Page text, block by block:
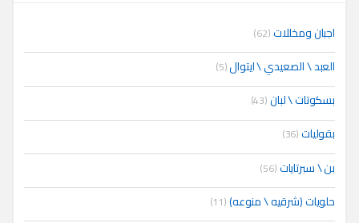
اجبان ومخللات(62)
العبد \ الصعيدي \ ايتوال(5)
بسكوتات \ لبان(43)
بقوليات(36)
بن \ سبرتايات(56)
حلويات (شرقيه \ منوعه)(11)